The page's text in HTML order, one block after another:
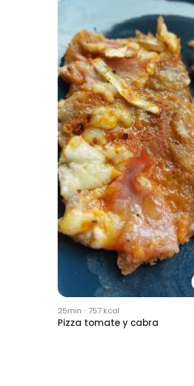
25min · 757kcal
Pizza tomate y cabra